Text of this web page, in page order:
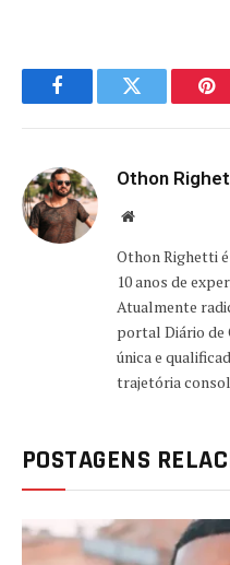
FacebookTwitter
Othon
Website
Othon Righetti
10 anos de
Atualmente
portal Diário de
única e
trajetória
POSTAGENS